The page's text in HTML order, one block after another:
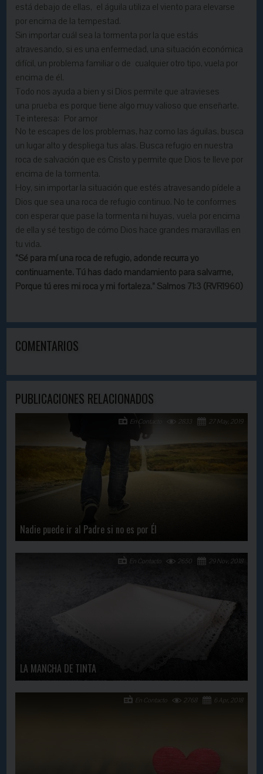
está debajo de ellas, el águila utiliza el viento para elevarse
por encima de la tempestad.
Sin importar cuál sea la tormenta por la que estás
atravesando, si es una enfermedad, una situación económica
difícil, un problema familiar o de cualquier otro tipo, vuela por
encima de él.
Todo nos ayuda a bien y si Dios permite que atravieses
una prueba es porque tiene algo muy valioso que enseñarte.
Te interesa: Por amor
No te escapes de los problemas, haz como las águilas, busca
un lugar alto y despliega tus alas. Busca refugio en nuestra
roca de salvación que es Cristo y permite que Dios te lleve por
encima de la tormenta.
Hoy, sin importar la situación que estés atravesando pídele a
Dios que sea una roca de refugio continuo. No te conformes
con esperar que pase la tormenta ni huyas, vuela por encima
de ella y sé testigo de cómo Dios hace grandes maravillas en
tu vida.
“Sé para mí una roca de refugio, adonde recurra yo
continuamente. Tú has dado mandamiento para salvarme,
Porque tú eres mi roca y mi fortaleza.” Salmos 71:3 (RVR1960)
COMENTARIOS
PUBLICACIONES RELACIONADOS
Nadie puede ir al Padre si no es por Él
27 May, 2019
2833
En Contacto
LA MANCHA DE TINTA
29 Nov, 2018
2650
En Contacto
6 Apr, 2018
2768
En Contacto